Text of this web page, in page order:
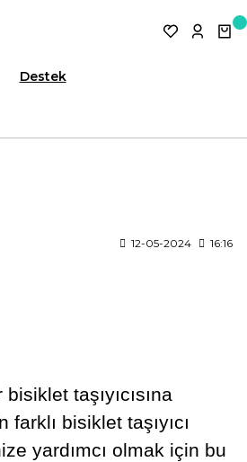
Destek
12-05-2024 16:16
taşıyıcısına
bisiklet taşıyıcı
yardımcı olmak için bu